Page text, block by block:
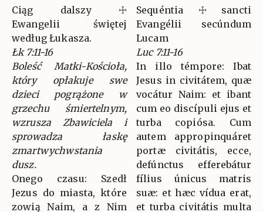
Ciąg dalszy ☩
Ewangelii świętej
według Łukasza.
Łk 7:11-16
Boleść Matki-Kościoła,
który opłakuje swe
dzieci pogrążone w
grzechu śmiertelnym,
wzrusza Zbawiciela i
sprowadza łaskę
zmartwychwstania
dusz.
Onego czasu: Szedł
Jezus do miasta, które
zowią Naim, a z Nim
Sequéntia ☩ sancti
Evangélii secúndum
Lucam
Luc 7:11-16
In illo témpore: Ibat
Jesus in civitátem, quæ
vocátur Naim: et ibant
cum eo discípuli ejus et
turba copiósa. Cum
autem appropinquáret
portæ civitátis, ecce,
defúnctus efferebátur
fílius únicus matris
suæ: et hæc vídua erat,
et turba civitátis multa